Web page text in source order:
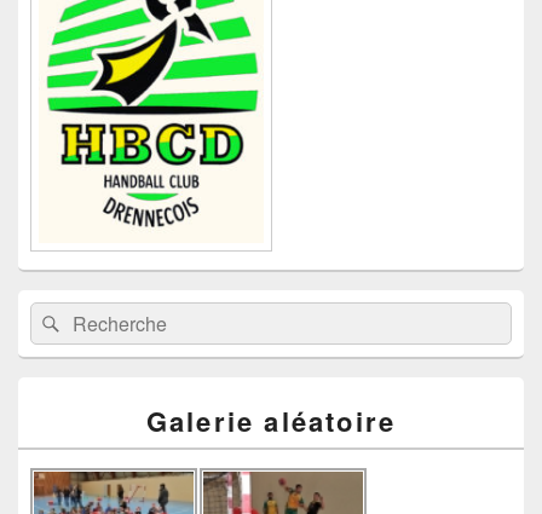
barre
latérale
Recherche :Rechercher
Galerie aléatoire